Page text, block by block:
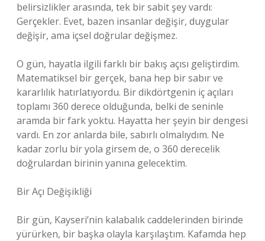
belirsizlikler arasında, tek bir sabit şey vardı:
Gerçekler. Evet, bazen insanlar değişir, duygular
değişir, ama içsel doğrular değişmez.
O gün, hayatla ilgili farklı bir bakış açısı geliştirdim.
Matematiksel bir gerçek, bana hep bir sabır ve
kararlılık hatırlatıyordu. Bir dikdörtgenin iç açıları
toplamı 360 derece olduğunda, belki de seninle
aramda bir fark yoktu. Hayatta her şeyin bir dengesi
vardı. En zor anlarda bile, sabırlı olmalıydım. Ne
kadar zorlu bir yola girsem de, o 360 derecelik
doğrulardan birinin yanına gelecektim.
Bir Açı Değişikliği
Bir gün, Kayseri’nin kalabalık caddelerinden birinde
yürürken, bir başka olayla karşılaştım. Kafamda hep